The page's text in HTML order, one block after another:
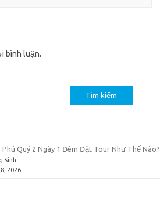
bình luận.
Phú Quý 2 Ngày 1 Đêm Đặt Tour Như Thế Nào?
Sinh
2026